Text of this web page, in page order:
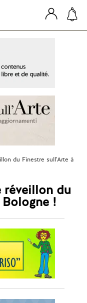
du Finestre sull'Arte à
réveillon du
!